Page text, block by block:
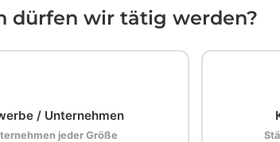
dürfen wir tätig werden?
/ Unternehmen
jeder Größe